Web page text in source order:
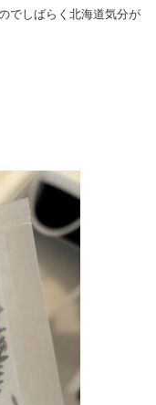
でしばらく北海道気分が